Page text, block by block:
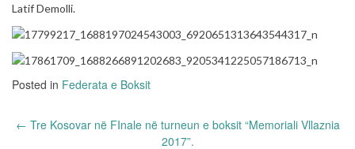
Latif Demolli.
Posted in Federata e Boksit
Post
← Tre Kosovar në FInale në turneun e boksit “Memoriali Vllaznia
2017”.